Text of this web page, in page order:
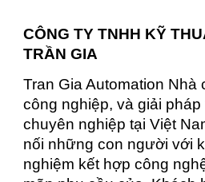
CÔNG TY TNHH KỸ
TRẦN GIA
Tran Gia Automation Nhà
công nghiệp, và giải
chuyên nghiệp tại Việt
nối những con người với
nghiệm kết hợp công